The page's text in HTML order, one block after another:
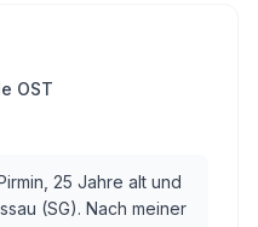
OST
25 Jahre alt und
(SG). Nach meiner